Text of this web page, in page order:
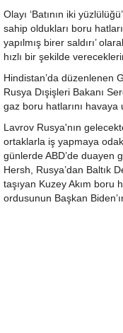
Olayı ‘Batının iki
sahip oldukları boru
yapılmış birer saldırı’
hızlı bir şekilde
Hindistan’da düzenlenen
Rusya Dışişleri Bakanı
gaz boru hatlarını
Lavrov Rusya'nın
ortaklarla iş yapmaya
günlerde ABD’de duayen
Hersh, Rusya’dan Baltık
taşıyan Kuzey Akım boru
ordusunun Başkan